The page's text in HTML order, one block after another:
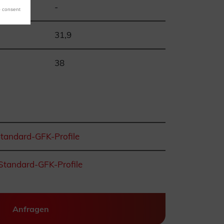
-
31,9
38
GFK-Profile
GFK-Profile
Anfragen
consent